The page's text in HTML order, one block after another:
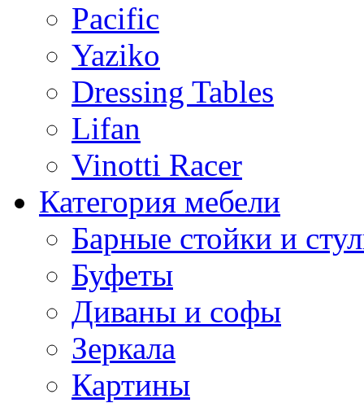
Pacific
Yaziko
Dressing Tables
Lifan
Vinotti Racer
Категория мебели
Барные стойки и
Буфеты
Диваны и софы
Зеркала
Картины